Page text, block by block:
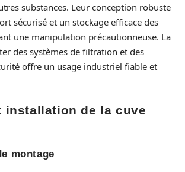
substances. Leur conception robuste
sécurisé et un stockage efficace des
une manipulation précautionneuse. La
des systèmes de filtration et des
offre un usage industriel fiable et
installation de la cuve
montage